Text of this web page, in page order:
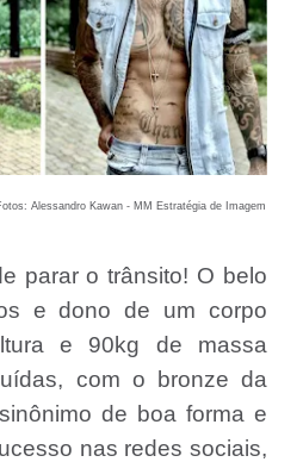
Alessandro Kawan - MM Estratégia de Imagem
parar o trânsito! O belo
e dono de um corpo
e 90kg de massa
com o bronze da
de boa forma e
nas redes sociais,